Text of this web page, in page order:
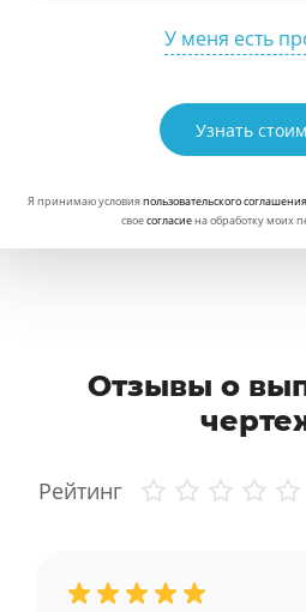
У меня есть
Узнать
Я принимаю условияпользовательского соглашения
своесогласиена обработку моих
Отзывы о
Рейтинг